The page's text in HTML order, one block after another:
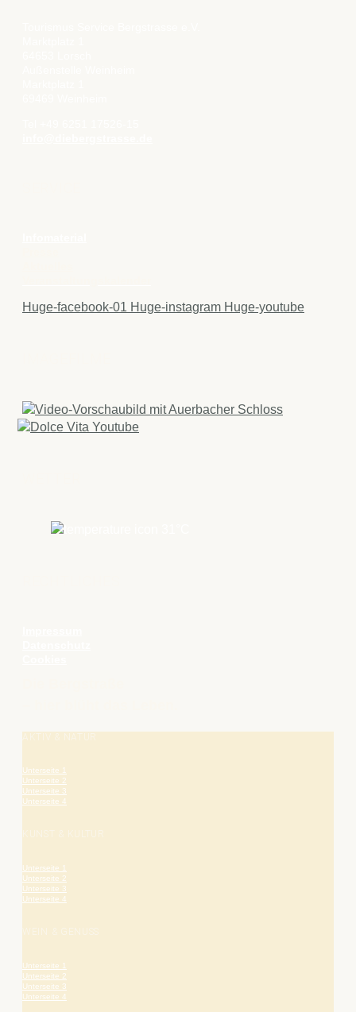
Huge-facebook-01 Huge-instagram Huge-youtube
AKTIV & NATUR
Unterseite 1
Unterseite 2
Unterseite 3
Unterseite 4
Unterseite 1
Unterseite 2
Unterseite 3
Unterseite 4
Unterseite 1
Unterseite 2
Unterseite 3
Unterseite 4